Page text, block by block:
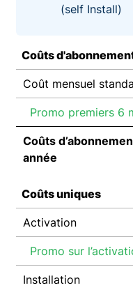
(self Install)
Coûts
Coût mensuel
Promo premiers 6
Coûts
année
Coûts uniques
Activation
Promo sur
Installation